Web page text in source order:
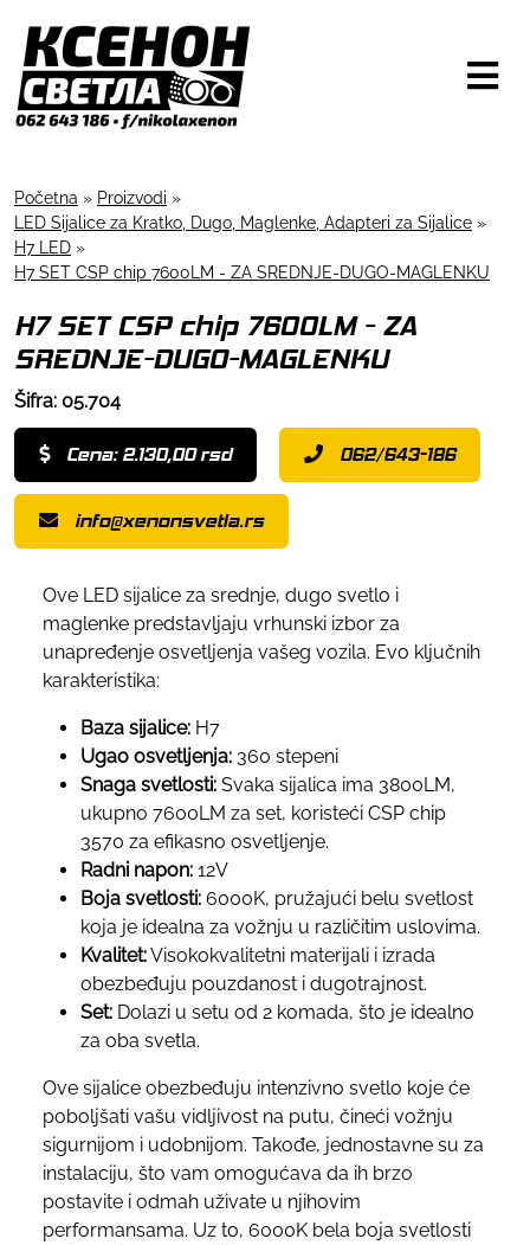
Početna » Proizvodi »
LED Sijalice za Kratko, Dugo, Maglenke, Adapteri za Sijalice »
H7 LED »
H7 SET CSP chip 7600LM - ZA SREDNJE-DUGO-MAGLENKU
H7 SET CSP chip 7600LM - ZA
SREDNJE-DUGO-MAGLENKU
Šifra: 05.704
Cena: 2.130,00 rsd 062/643-186
info@xenonsvetla.rs
Ove LED sijalice za srednje, dugo svetlo i
maglenke predstavljaju vrhunski izbor za
unapređenje osvetljenja vašeg vozila. Evo ključnih
karakteristika:
Baza sijalice: H7
Ugao osvetljenja: 360 stepeni
Snaga svetlosti: Svaka sijalica ima 3800LM,
ukupno 7600LM za set, koristeći CSP chip
3570 za efikasno osvetljenje.
Radni napon: 12V
Boja svetlosti: 6000K, pružajući belu svetlost
koja je idealna za vožnju u različitim uslovima.
Kvalitet:Visokokvalitetni materijali i izrada
obezbeđuju pouzdanost i dugotrajnost.
Set: Dolazi u setu od 2 komada, što je idealno
za oba svetla.
Ove sijalice obezbeđuju intenzivno svetlo koje će
poboljšati vašu vidljivost na putu, čineći vožnju
sigurnijom i udobnijom. Takođe, jednostavne su za
instalaciju, što vam omogućava da ih brzo
postavite i odmah uživate u njihovim
performansama. Uz to, 6000K bela boja svetlosti